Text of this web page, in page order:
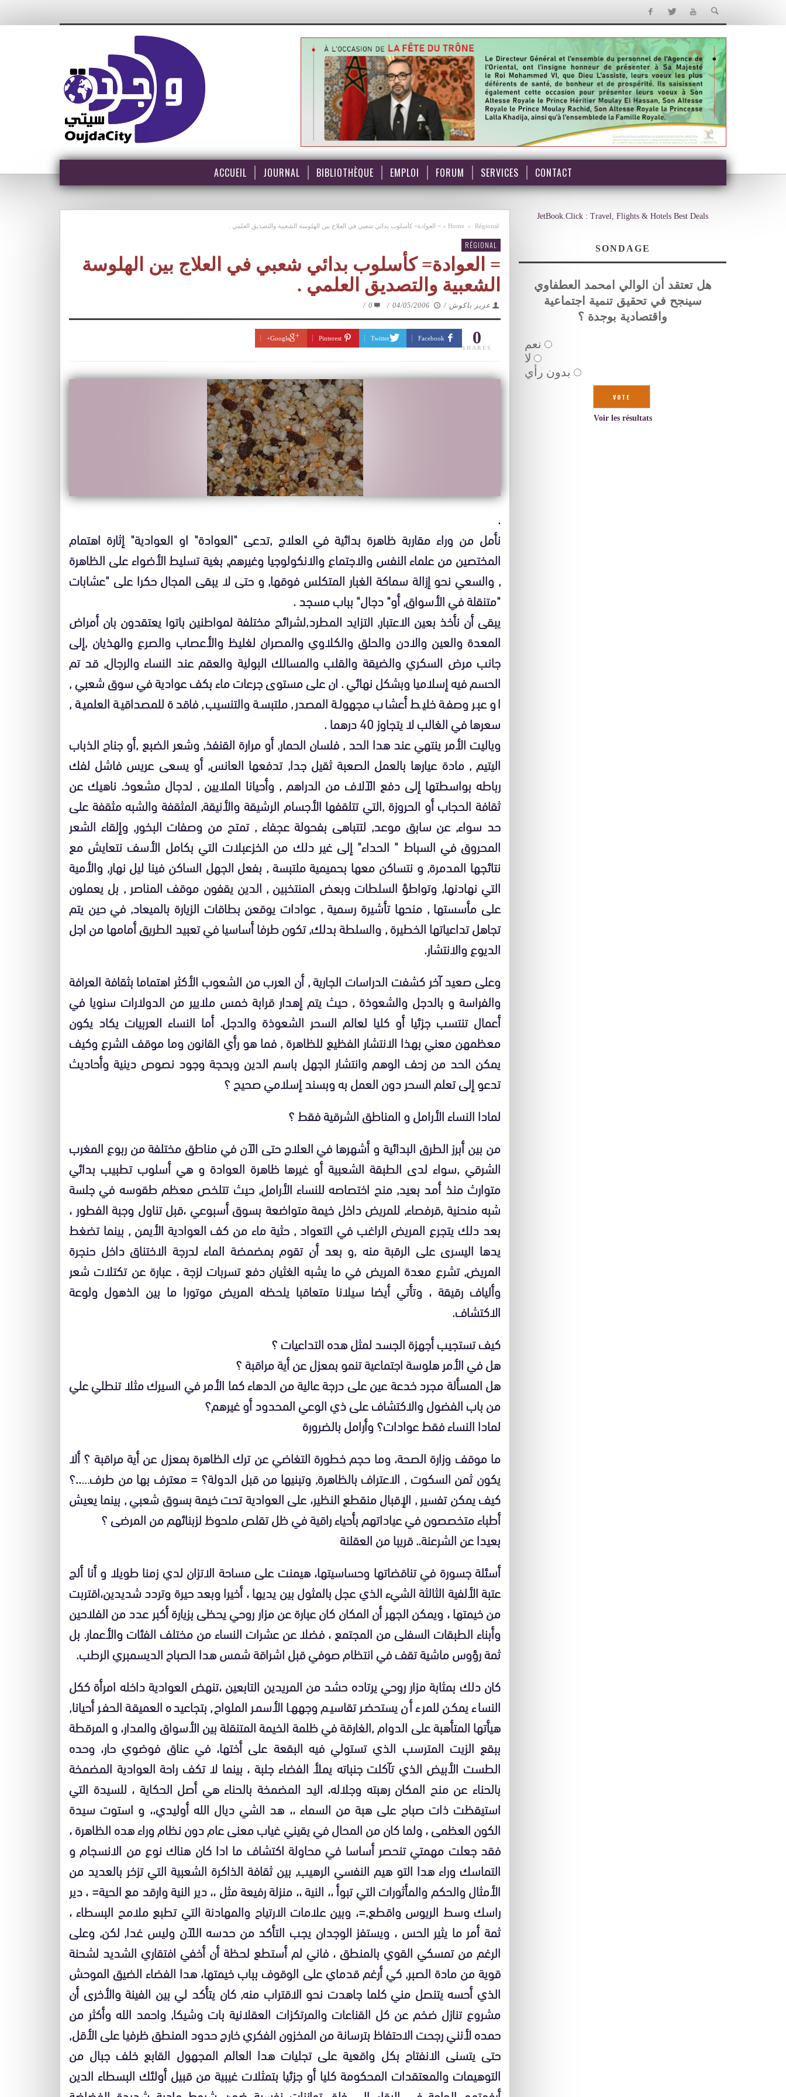
ACCUEIL JOURNAL BIBLIOTHÈQUE EMPLOI FORUM SERVICES CONTACT
Home » Régional
» = العوادة= كأسلوب بدائي شعبي في العلاج بين الهلوسة الشعبية والتصديق العلمي .
RÉGIONAL
= العوادة= كأسلوب بدائي شعبي في العلاج بين الهلوسة
الشعبية والتصديق العلمي .
عزيز باكوش /
04/05/2006
/
0
/
0
SHARES
Facebook
Twitter
Pinterest
Google+
.
نأمل من وراء مقاربة ظاهرة بدائية في العلاج ,تدعى "العوادة" او العوادية" إثارة اهتمام
المختصين من علماء النفس والاجتماع والانكولوجيا وغيرهم, بغية تسليط الأضواء على الظاهرة
, والسعي نحو إزالة سماكة الغبار المتكلس فوقها, و حتى لا يبقى المجال حكرا على "عشابات
"متنقلة في الأسواق, أو" دجال" بباب مسجد .
يبقى أن نأخذ بعين الاعتبار, التزايد المطرد,لشرائح مختلفة لمواطنين باتوا يعتقدون بان أمراض
المعدة والعين والادن والحلق والكلاوي والمصران لغليظ والأعصاب والصرع والهذيان ,إلى
جانب مرض السكري والضيقة والقلب والمسالك البولية والعقم عند النساء والرجال, قد تم
الحسم فيه إسلاميا وبشكل نهائي . ان على مستوى جرعات ماء بكف عوادية في سوق شعبي ,
او عبر وصفة خليط أعشاب مجهولة المصدر, ملتبسة والتنسيب, فاقدة للمصداقية العلمية ,
سعرها في الغالب لا يتجاوز 40 درهما .
وياليت الأمر ينتهي عند هدا الحد , فلسان الحمار, أو مرارة القنفذ, وشعر الضبع ,أو جناح الذباب
اليتيم , مادة عيارها بالعمل الصعبة ثقيل جدا, تدفعها العانس, أو يسعى عريس فاشل لفك
رباطه بواسطتها إلى دفع الآلاف من الدراهم , وأحيانا الملايين , لدجال مشعوذ. ناهيك عن
ثقافة الحجاب أو الحروزة ,التي تتلقفها الأجسام الرشيقة والأنيقة, المثقفة والشبه مثقفة على
حد سواء, عن سابق موعد, لتتباهى بفحولة عجفاء , تمتح من وصفات البخور, وإلقاء الشعر
المحروق في السباط " الحداء" إلى غير دلك من الخزعبلات التي بكامل الأسف نتعايش مع
نتائجها المدمرة, و نتساكن معها بحميمية ملتبسة , بفعل الجهل الساكن فينا ليل نهار, والأمية
التي نهادنها, وتواطؤ السلطات وبعض المنتخبين , الدين يقفون موقف المناصر , بل يعملون
على مأسستها , منحها تأشيرة رسمية , عوادات يوقعن بطاقات الزيارة بالميعاد, في حين يتم
تجاهل تداعياتها الخطيرة , والسلطة بدلك, تكون طرفا أساسيا في تعبيد الطريق أمامها من اجل
الديوع والانتشار.
وعلى صعيد آخر كشفت الدراسات الجارية , أن العرب من الشعوب الأكثر اهتماما بثقافة العرافة
والفراسة و بالدجل والشعوذة , حيث يتم إهدار قرابة خمس ملايير من الدولارات سنويا في
أعمال تنتسب جزئيا أو كليا لعالم السحر الشعوذة والدجل. أما النساء العربيات يكاد يكون
معظمهن معني بهذا الانتشار الفظيع للظاهرة , فما هو رأي القانون وما موقف الشرع وكيف
يمكن الحد من زحف الوهم وانتشار الجهل باسم الدين وبحجة وجود نصوص دينية وأحاديث
تدعو إلى تعلم السحر دون العمل به وبسند إسلامي صحيح ؟
لمادا النساء الأرامل و المناطق الشرقية فقط ؟
من بين أبرز الطرق البدائية و أشهرها في العلاج حتى الآن في مناطق مختلفة من ربوع المغرب
الشرقي ,سواء لدى الطبقة الشعبية أو غيرها ظاهرة العوادة و هي أسلوب تطبيب بدائي
متوارث منذ أمد بعيد, منح اختصاصه للنساء الأرامل, حيث تتلخص معظم طقوسه في جلسة
شبه منحنية ,قرفصاء, للمريض داخل خيمة متواضعة بسوق أسبوعي ،قبل تناول وجبة الفطور ،
بعد دلك يتجرع المريض الراغب في التعواد , حثية ماء من كف العوادية الأيمن , بينما تضغط
يدها اليسرى على الرقبة منه ,و بعد أن تقوم بمضمضة الماء لدرجة الاختناق داخل حنجرة
المريض, تشرع معدة المريض في ما يشبه الغثيان دفع تسربات لزجة ، عبارة عن تكتلات شعر
وألياف رقيقة ، وتأتي أيضا سيلانا متعاقبا يلحظه المريض موتورا ما بين الذهول ولوعة
الاكتشاف.
كيف تستجيب أجهزة الجسد لمثل هده التداعيات ؟
هل في الأمر هلوسة اجتماعية تنمو بمعزل عن أية مراقبة ؟
هل المسألة مجرد خدعة عين على درجة عالية من الدهاء كما الأمر في السيرك مثلا تنطلي علي
من باب الفضول والاكتشاف على ذي الوعي المحدود أو غيرهم؟
لمادا النساء فقط عوادات؟ وأرامل بالضرورة
ما موقف وزارة الصحة، وما حجم خطورة التغاضي عن ترك الظاهرة بمعزل عن أية مراقبة ؟ ألا
يكون ثمن السكوت , الاعتراف بالظاهرة, وتبنيها من قبل الدولة؟ = معترف بها من طرف…..؟
كيف يمكن تفسير , الإقبال منقطع النظير، على العوادية تحت خيمة بسوق شعبي , بينما يعيش
أطباء متخصصون في عياداتهم بأحياء راقية في ظل تقلص ملحوظ لزبنائهم من المرضى ؟
بعيدا عن الشرعنة.. قريبا من العقلنة
أسئلة جسورة في تناقضاتها وحساسيتها، هيمنت على مساحة الاتزان لدي زمنا طويلا و أنا ألج
عتبة الألفية الثالثة الشيء الذي عجل بالمثول بين يديها ، أخيرا وبعد حيرة وتردد شديدين،اقتربت
من خيمتها ، ويمكن الجهر أن المكان كان عبارة عن مزار روحي يحظى بزيارة أكبر عدد من الفلاحين
وأبناء الطبقات السفلى من المجتمع ، فضلا عن عشرات النساء من مختلف الفئات والأعمار. بل
ثمة رؤوس ماشية تقف في انتظام صوفي قبل اشراقة شمس هدا الصباح الديسمبري الرطب.
كان دلك بمثابة مزار روحي يرتاده حشد من المريدين التابعين ،تنهض العوادية داخله امرأة ككل
النساء يمكن للمرء أن يستحضر تقاسيم وجهها الأسمر الملواح, بتجاعيده العميقة الحفر أحيانا,
هيأتها المتأهبة على الدوام ,الغارقة في ظلمة الخيمة المتنقلة بين الأسواق والمدار، و المرقطة
ببقع الزيت المترسب الذي تستولي فيه البقعة على أختها، في عناق فوضوي حار، وحده
الطست الأبيض الذي تآكلت جنباته يملأ الفضاء جلبة ، بينما لا تكف راحة العوادية المضمخة
بالحناء عن منح المكان رهبته وجلاله، اليد المضمخة بالحناء هي أصل الحكاية ، للسيدة التي
استيقظت ذات صباح على هبة من السماء ،، هد الشي ديال الله أوليدي،، و استوت سيدة
الكون العظمى ، ولما كان من المحال في يقيني غياب معنى عام دون نظام وراء هده الظاهرة ،
فقد جعلت مهمتي تنحصر أساسا في محاولة اكتشاف ما ادا كان هناك نوع من الانسجام و
التماسك وراء هدا التو هيم النفسي الرهيب, بين ثقافة الذاكرة الشعبية التي تزخر بالعديد من
الأمثال والحكم والمأثورات التي تبوأ ،، النية ،، منزلة رفيعة مثل ،، دير النية وارقد مع الحية= ، دير
راسك وسط الريوس واقطع,=، وبين علامات الارتياح والمهادنة التي تطبع ملامح البسطاء ،
ثمة أمر ما يثير الحس ، ويستفز الوجدان يجب التأكد من حدسه اللآن وليس غدا, لكن, وعلى
الرغم من تمسكي القوي بالمنطق ، فاني لم أستطع لحظة أن أخفي افتقاري الشديد لشحنة
قوية من مادة الصبر, كي أرغم قدماي على الوقوف بباب خيمتها، هدا الفضاء الضيق الموحش
الذي أحسه يتنصل مني كلما جاهدت نحو الاقتراب منه, كان يتأكد لي بين الفينة والأخرى أن
مشروع تنازل ضخم عن كل القناعات والمرتكزات العقلانية بات وشيكا, واحمد الله وأكثر من
حمده لأنني رجحت الاحتفاظ بترسانة من المخزون الفكري خارج حدود المنطق ظرفيا على الأقل,
حتى يتسنى الانفتاح بكل واقعية على تجليات هدا العالم المجهول القابع خلف جبال من
التوهيمات والمعتقدات المحكومة كليا أو جزئيا بتمثلات غيبية من قبيل أولئك البسطاء الدين
JetBook.Click : Travel, Flights & Hotels Best Deals
SONDAGE
هل تعتقد أن الوالي امحمد العطفاوي
سينجح في تحقيق تنمية اجتماعية
واقتصادية بوجدة ؟
نعم
لا
بدون رأي
Voir les résultats